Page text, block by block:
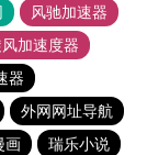
风驰加速器
加速度器
器
外网网址导航
画
瑞乐小说